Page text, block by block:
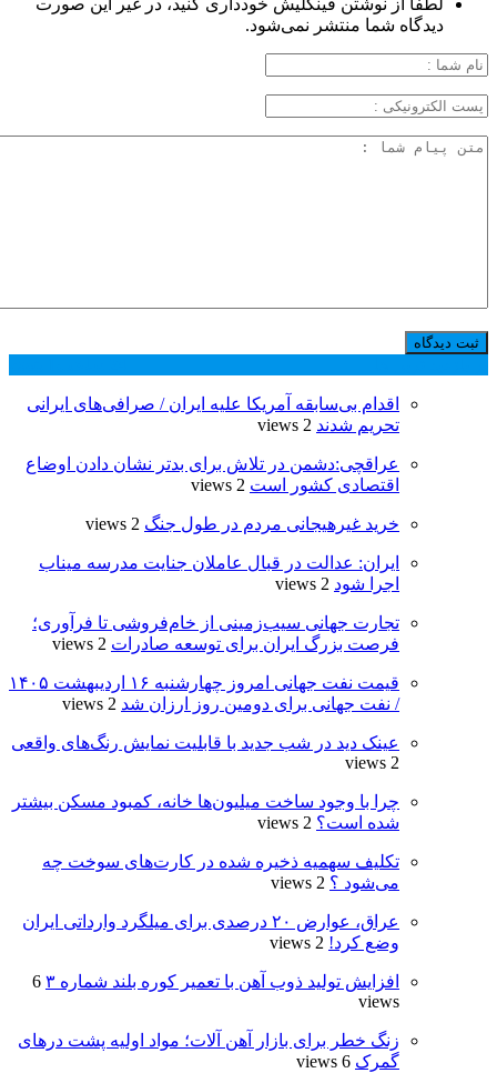
لطفاً از نوشتن فینگلیش خودداری کنید، در غیر این صورت
دیدگاه شما منتشر نمی‌شود.
اقدام بی‌سابقه آمریکا علیه ایران / صرافی‌های ایرانی
تحریم شدند 2 views
عراقچی:دشمن در تلاش برای بدتر نشان دادن اوضاع
اقتصادی کشور است 2 views
خرید غیرهیجانی مردم در طول جنگ 2 views
ایران: عدالت در قبال عاملان جنایت مدرسه میناب
اجرا شود 2 views
تجارت جهانی سیب‌زمینی از خام‌فروشی تا فرآوری؛
فرصت بزرگ ایران برای توسعه صادرات 2 views
قیمت نفت جهانی امروز چهارشنبه ۱۶ اردیبهشت ۱۴۰۵
/ نفت جهانی برای دومین روز ارزان شد 2 views
عینک دید در شب جدید با قابلیت نمایش رنگ‌های واقعی
2 views
چرا با وجود ساخت میلیون‌ها خانه، کمبود مسکن بیشتر
شده است؟ 2 views
تکلیف سهمیه ذخیره شده در کارت‌های سوخت چه
می‌شود ؟ 2 views
عراق، عوارض ۲۰ درصدی برای میلگرد وارداتی ایران
وضع کرد! 2 views
افزایش تولید ذوب آهن با تعمیر کوره بلند شماره ۳
6
views
زنگ خطر برای بازار آهن آلات؛ مواد اولیه پشت درهای
گمرک 6 views